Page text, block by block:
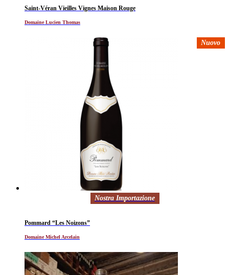
Saint-Véran Vieilles Vignes Maison Rouge
Domaine Lucien Thomas
Nuovo
Nostra Importazione
Pommard “Les Noizons”
Domaine Michel Arcelain